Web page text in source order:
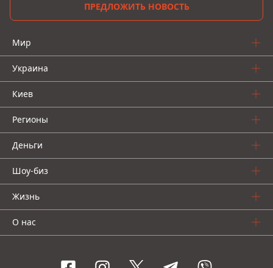
ПРЕДЛОЖИТЬ НОВОСТЬ
Мир
Украина
Киев
Регионы
Деньги
Шоу-биз
Жизнь
О нас